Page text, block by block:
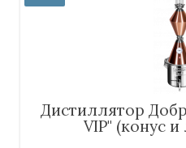
Дистиллятор
VIP" (конус